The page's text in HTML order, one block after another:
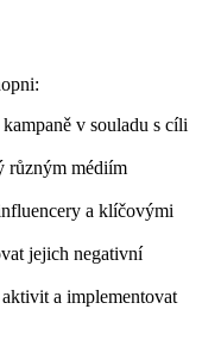
v souladu s cíli
různým médiím
a klíčovými
jejich negativní
a implementovat